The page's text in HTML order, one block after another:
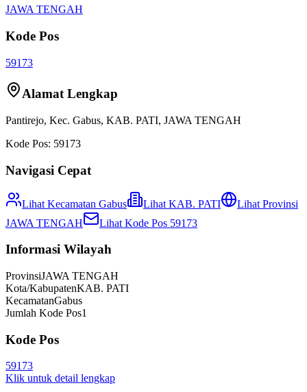
JAWA TENGAH
Kode Pos
59173
Alamat Lengkap
Pantirejo, Kec. Gabus, KAB. PATI, JAWA TENGAH
Kode Pos: 59173
Navigasi Cepat
Lihat Kecamatan Gabus Lihat KAB. PATI
Lihat Provinsi
JAWA TENGAH
Lihat Kode Pos 59173
Informasi Wilayah
ProvinsiJAWA TENGAH
Kota/KabupatenKAB. PATI
KecamatanGabus
Jumlah Kode Pos1
Kode Pos
59173
Klik untuk detail lengkap